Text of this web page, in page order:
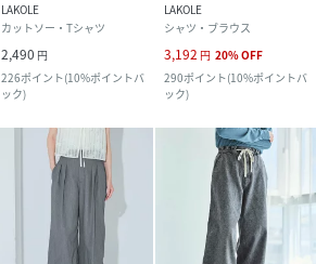
LAKOLE
カットソー・Tシャツ
2,490 円
226ポイント(10%ポイントバ
ック)
LAKOLE
シャツ・ブラウス
3,192 円 20%OFF
290ポイント(10%ポイントバ
ック)